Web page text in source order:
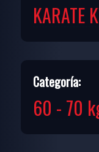
KARATE
Categoría:
60 - 70